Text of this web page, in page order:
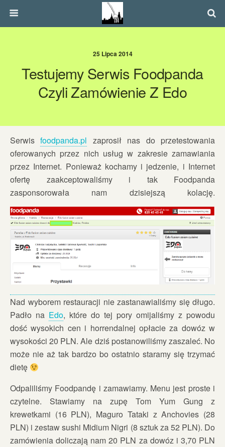
25 Lipca 2014
Testujemy Serwis Foodpanda
Czyli Zamówienie Z Edo
Serwisfoodpanda.pl zaprosił nas do przetestowania
oferowanych przez nich usług w zakresie zamawiania
przez Internet. Ponieważ kochamy i jedzenie, i Internet
ofertę zaakceptowaliśmy i tak Foodpanda
zasponsorowała nam dzisiejszą kolację.
Nad wyborem restauracji nie zastanawialiśmy się długo.
Padło na Edo, które do tej pory omijaliśmy z powodu
dość wysokich cen i horrendalnej opłacie za dowóz w
wysokości 20 PLN. Ale dziś postanowiliśmy zaszaleć. No
może nie aż tak bardzo bo ostatnio staramy się trzymać
dietę
Odpaliliśmy Foodpandę i zamawiamy. Menu jest proste i
czytelne. Stawiamy na zupę Tom Yum Gung z
krewetkami (16 PLN), Maguro Tataki z Anchovies (28
PLN) i zestaw sushi Midium Nigri (8 sztuk za 52 PLN). Do
zamówienia doliczają nam 20 PLN za dowóz i 3,70 PLN